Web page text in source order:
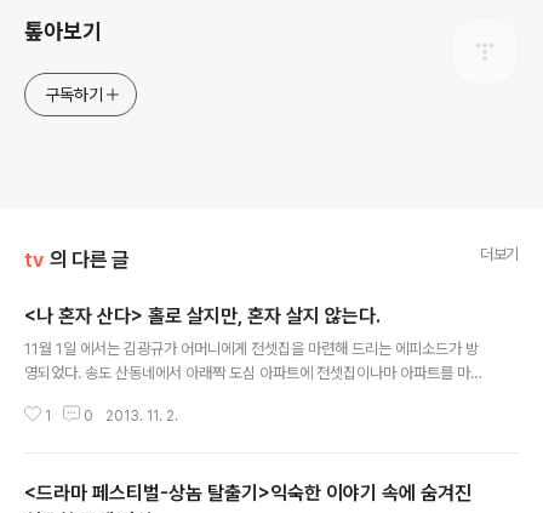
톺아보기
구독하기
tv 의 다른 글 더보기
<나 혼자 산다> 홀로 살지만, 혼자 살지 않는다.
11월 1일 에서는 김광규가 어머니에게 전셋집을 마련해 드리는 에피소드가 방
영되었다. 송도 산동네에서 아래짝 도심 아파트에 전셋집이나마 아파트를 마련
머님의 모습은, 대한민국의 보통 사람이라면 누구나 눈물이 핑 돌만큼 공감하는
았으면, 산동네에 사는 사람들은 무릎 아프게 헉헉 거리며 걸어다니지 않는 평
1 0 2013. 11. 2.
<드라마 페스티벌-상놈 탈출기>익숙한 이야기 속에 숨겨진